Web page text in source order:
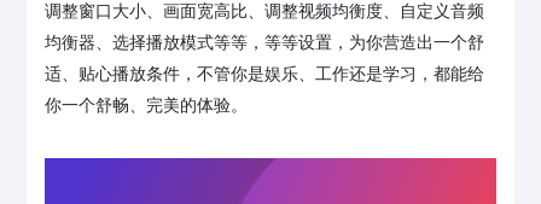
调整窗口大小、画面宽高比、调整视频均衡度、自定义音频
均衡器、选择播放模式等等，等等设置，为你营造出一个舒
适、贴心播放条件，不管你是娱乐、工作还是学习，都能给
你一个舒畅、完美的体验。